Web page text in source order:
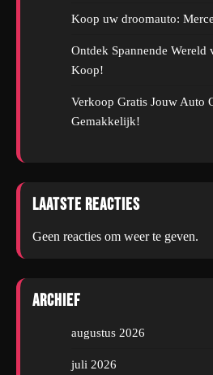
Koop uw droomauto:
Ontdek Spannende Wereld
Koop!
Verkoop Gratis Jouw Auto
Gemakkelijk!
Laatste reacties
Geen reacties om weer te geven.
Archief
augustus 2026
juli 2026